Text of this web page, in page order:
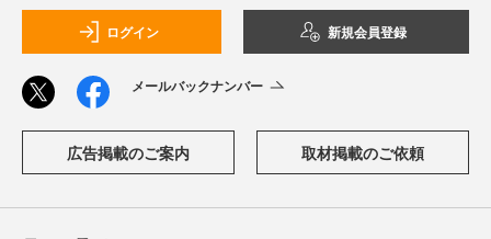
ログイン 新規会員登録
メールバックナンバー
広告掲載のご案内 取材掲載のご依頼